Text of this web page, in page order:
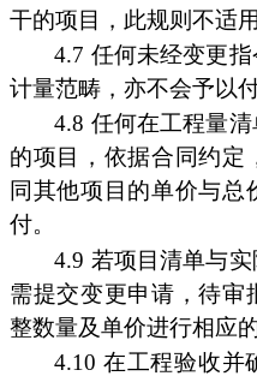
干的项目，此规则不适用
4.7 任何未经变更
计量范畴，亦不会予以付
4.8 任何在工程量
的项目，依据合同约定
同其他项目的单价与总
付。
4.9 若项目清单与
需提交变更申请，待审
整数量及单价进行相应
4.10 在工程验收并